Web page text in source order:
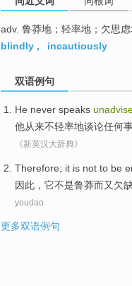
adv. 鲁莽地；轻率地；欠思
blindly , incautiously
双语例句
He never speaks
他从来不轻率地谈论任何事
《新英汉大辞典》
Therefore; it is not to be
因此 ， 它不是鲁莽而又欠
youdao
更多双语例句